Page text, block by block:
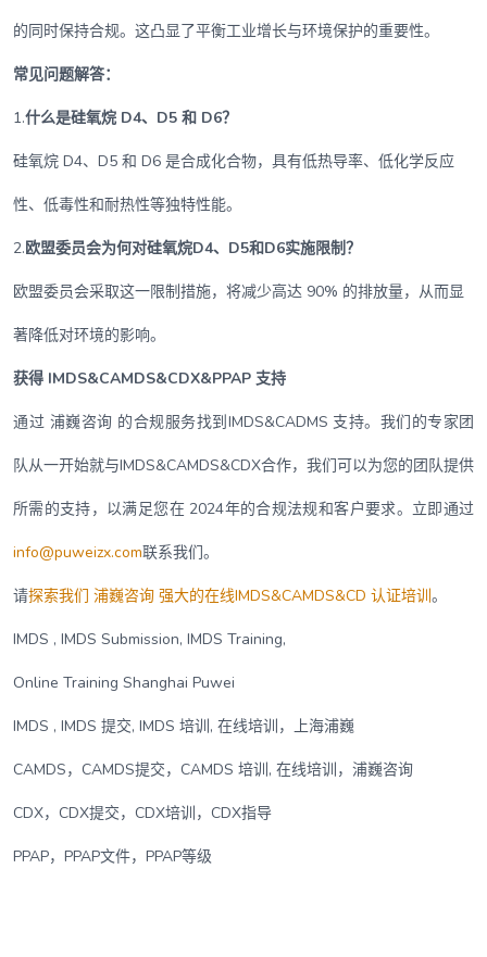
的同时保持合规。这凸显了平衡工业增长与环境保护的重要性。
常见问题解答：
1.什么是硅氧烷 D4、D5 和 D6？
硅氧烷 D4、D5 和 D6 是合成化合物，具有低热导率、低化学反应
性、低毒性和耐热性等独特性能。
2.欧盟委员会为何对硅氧烷D4、D5和D6实施限制？
欧盟委员会采取这一限制措施，将减少高达 90% 的排放量，从而显
著降低对环境的影响。
获得 IMDS&CAMDS&CDX&PPAP 支持
通过 浦巍咨询 的合规服务找到IMDS&CADMS 支持。我们的专家团
队从一开始就与IMDS&CAMDS&CDX合作，我们可以为您的团队提供
所需的支持，以满足您在 2024年的合规法规和客户要求。立即通过
info@puweizx.com联系我们。
请探索我们 浦巍咨询 强大的在线IMDS&CAMDS&CD 认证培训。
IMDS , IMDS Submission, IMDS Training,
Online Training Shanghai Puwei
IMDS , IMDS 提交, IMDS 培训, 在线培训，上海浦巍
CAMDS，CAMDS提交，CAMDS 培训, 在线培训，浦巍咨询
CDX，CDX提交，CDX培训，CDX指导
PPAP，PPAP文件，PPAP等级